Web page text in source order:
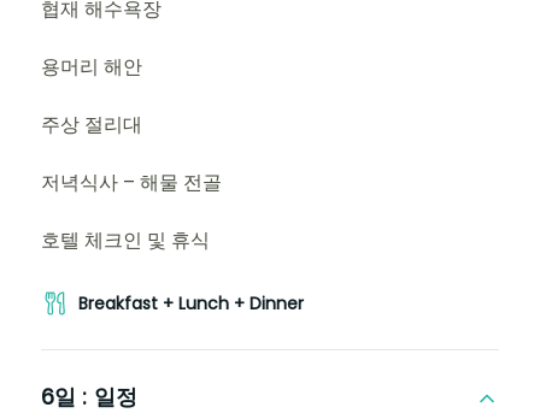
협재 해수욕장
용머리 해안
주상 절리대
저녁식사 – 해물 전골
호텔 체크인 및 휴식
Breakfast + Lunch + Dinner
6일 : 일정